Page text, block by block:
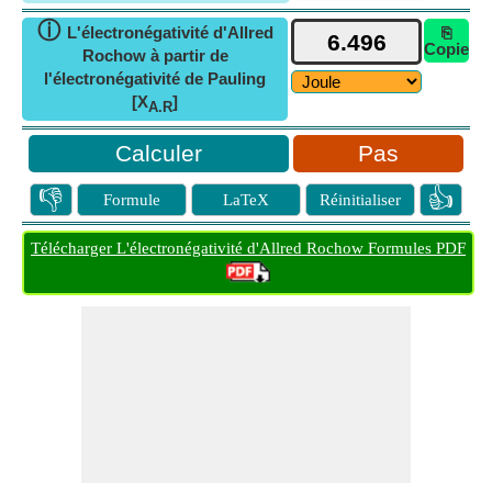
ⓘ L'électronégativité d'Allred
Rochow à partir de
l'électronégativité de Pauling
[XA.R]
⎘
Copie
Pas
👎 Formule LaTeX Réinitialiser 👍
Télécharger L'électronégativité d'Allred Rochow Formules PDF